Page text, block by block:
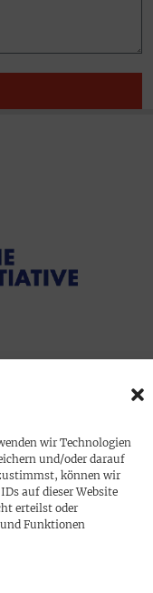
wir Technologien
und/oder darauf
können wir
auf dieser Website
erteilst oder
Funktionen